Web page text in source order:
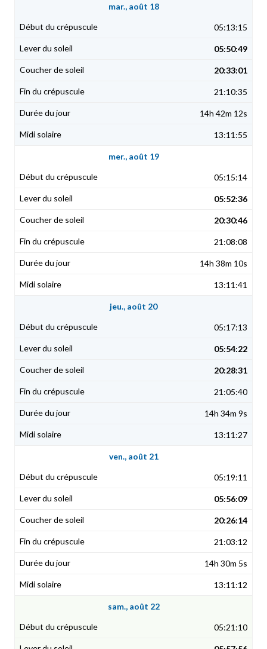
mar., août 18
05:13:15
05:50:49
20:33:01
21:10:35
14h 42m 12s
13:11:55
mer., août 19
05:15:14
05:52:36
20:30:46
21:08:08
14h 38m 10s
13:11:41
jeu., août 20
05:17:13
05:54:22
20:28:31
21:05:40
14h 34m 9s
13:11:27
ven., août 21
05:19:11
05:56:09
20:26:14
21:03:12
14h 30m 5s
13:11:12
sam., août 22
05:21:10